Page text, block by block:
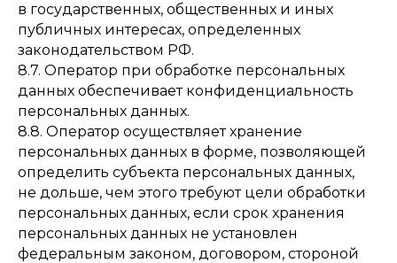
в государственных, общественных и иных
публичных интересах, определенных
законодательством РФ.
8.7. Оператор при обработке персональных
данных обеспечивает конфиденциальность
персональных данных.
8.8. Оператор осуществляет хранение
персональных данных в форме, позволяющей
определить субъекта персональных данных,
не дольше, чем этого требуют цели обработки
персональных данных, если срок хранения
персональных данных не установлен
федеральным законом, договором, стороной